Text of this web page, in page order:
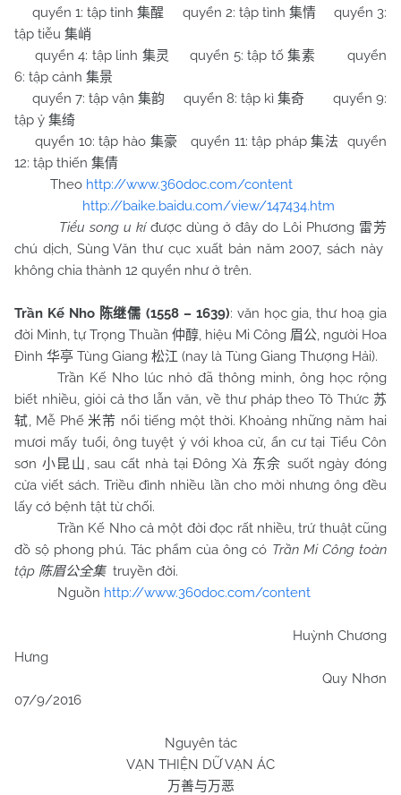
quyển 1: tập tỉnh集醒 quyển 2: tập tình 集情quyển 3:
tập tiễu 集峭
quyển 4: tập linh 集灵 quyển 5: tập tố 集素 quyển
6: tập cảnh 集景
quyển 7: tập vận集韵 quyển 8: tập kì 集奇quyển 9:
tập ỷ 集绮
quyển 10: tập hào 集豪 quyển 11: tập pháp集法
quyển
12: tập thiến 集倩
Theo http://www.360doc.com/content
http://baike.baidu.com/view/147434.htm
Tiểu song u kíđược dùng ở đây do Lôi Phương 雷芳
chú dịch, Sùng Văn thư cục xuất bản năm 2007, sách này
không chia thành 12 quyển như ở trên.
Trần Kế Nho 陈继儒 (1558 – 1639): văn học gia, thư hoạ gia
đời Minh, tự Trọng Thuần 仲醇, hiệu Mi Công 眉公, người Hoa
Đình 华亭 Tùng Giang 松江 (nay là Tùng Giang Thượng Hải).
Trần Kế Nho lúc nhỏ đã thông minh, ông học rộng
biết nhiều, giỏi cả thơ lẫn văn, về thư pháp theo Tô Thức 苏
轼, Mễ Phế米芾 nổi tiếng một thời. Khoảng những năm hai
mươi mấy tuổi, ông tuyệt ý với khoa cử, ẩn cư tại Tiểu Côn
sơn 小昆山 , sau cất nhà tại Đông Xà 东佘 suốt ngày đóng
cửa viết sách. Triều đình nhiều lần cho mời nhưng ông đều
lấy cớ bệnh tật từ chối.
Trần Kế Nho cả một đời đọc rất nhiều, trứ thuật cũng
đồ sộ phong phú. Tác phẩm của ông có Trần Mi Công toàn
tập 陈眉公全集truyền đời.
Nguồn http://www.360doc.com/content
Huỳnh Chương
Hưng
Quy Nhơn
07/9/2016
Nguyên tác
VẠN THIỆN DỮ VẠN ÁC
万善与万恶